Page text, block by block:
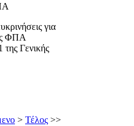
για
ΦΠΑ
Γενικής
> Τέλος >>